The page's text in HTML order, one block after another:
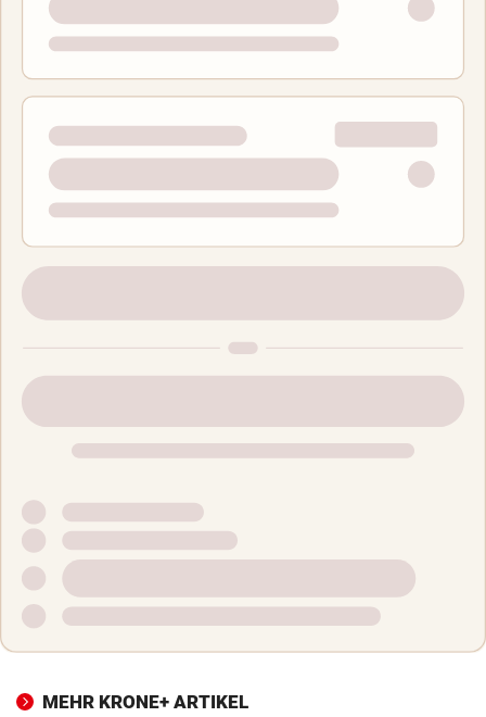
MEHR KRONE+ ARTIKEL